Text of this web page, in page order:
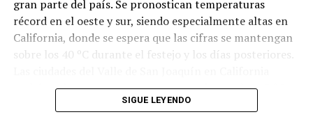
gran parte del país. Se pronostican temperaturas
récord en el oeste y sur, siendo especialmente altas en
California, donde se espera que las cifras se mantengan
sobre los 40 ºC durante el festejo y los días posteriores.
podrían alcanzar temperaturas superiores a los 43 ºC
durante varios días de esta semana.
SIGUE LEYENDO